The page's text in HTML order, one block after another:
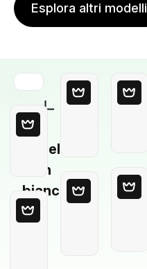
Esplora altri modelli
Modello
in
bianco